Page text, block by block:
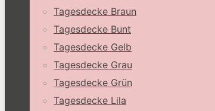
Tagesdecke Braun
Tagesdecke Bunt
Tagesdecke Gelb
Tagesdecke Grau
Tagesdecke Grün
Tagesdecke Lila